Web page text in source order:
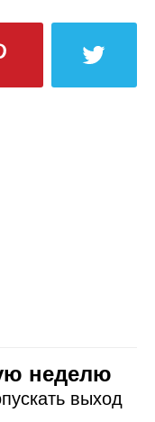
неделю
выход